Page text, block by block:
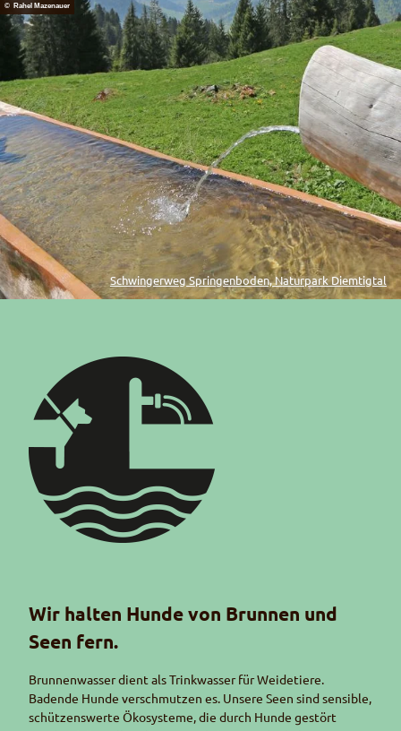
Schwingerweg Springenboden, Naturpark Diemtigtal
© Rahel Mazenauer
Wir halten Hunde von Brunnen und
Seen fern.
Brunnenwasser dient als Trinkwasser für Weidetiere.
Badende Hunde verschmutzen es. Unsere Seen sind sensible,
schützenswerte Ökosysteme, die durch Hunde gestört